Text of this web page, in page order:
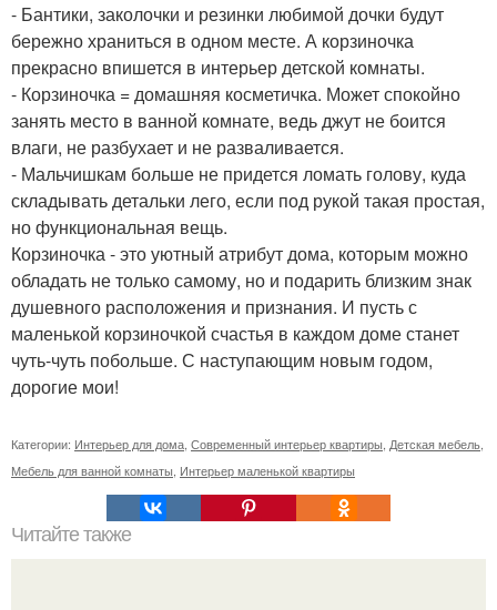
- Бантики, заколочки и резинки любимой дочки будут
бережно храниться в одном месте. А корзиночка
прекрасно впишется в интерьер детской комнаты.
- Корзиночка = домашняя косметичка. Может спокойно
занять место в ванной комнате, ведь джут не боится
влаги, не разбухает и не разваливается.
- Мальчишкам больше не придется ломать голову, куда
складывать детальки лего, если под рукой такая простая,
но функциональная вещь.
Корзиночка - это уютный атрибут дома, которым можно
обладать не только самому, но и подарить близким знак
душевного расположения и признания. И пусть с
маленькой корзиночкой счастья в каждом доме станет
чуть-чуть побольше. С наступающим новым годом,
дорогие мои!
Категории: Интерьер для дома Современный интерьер квартиры Детская мебель
Мебель для ванной комнаты Интерьер маленькой квартиры
Читайте также